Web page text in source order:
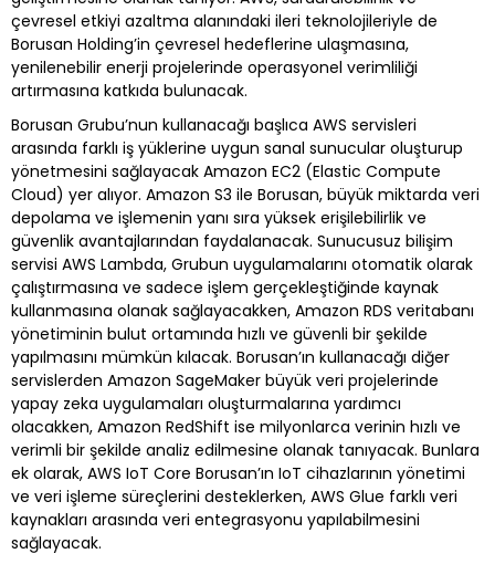
çevresel etkiyi azaltma alanındaki ileri teknolojileriyle de
Borusan Holding’in çevresel hedeflerine ulaşmasına,
yenilenebilir enerji projelerinde operasyonel verimliliği
artırmasına katkıda bulunacak.
Borusan Grubu’nun kullanacağı başlıca AWS servisleri
arasında farklı iş yüklerine uygun sanal sunucular oluşturup
yönetmesini sağlayacak Amazon EC2 (Elastic Compute
Cloud) yer alıyor. Amazon S3 ile Borusan, büyük miktarda veri
depolama ve işlemenin yanı sıra yüksek erişilebilirlik ve
güvenlik avantajlarından faydalanacak. Sunucusuz bilişim
servisi AWS Lambda, Grubun uygulamalarını otomatik olarak
çalıştırmasına ve sadece işlem gerçekleştiğinde kaynak
kullanmasına olanak sağlayacakken, Amazon RDS veritabanı
yönetiminin bulut ortamında hızlı ve güvenli bir şekilde
yapılmasını mümkün kılacak. Borusan’ın kullanacağı diğer
servislerden Amazon SageMaker büyük veri projelerinde
yapay zeka uygulamaları oluşturmalarına yardımcı
olacakken, Amazon RedShift ise milyonlarca verinin hızlı ve
verimli bir şekilde analiz edilmesine olanak tanıyacak. Bunlara
ek olarak, AWS IoT Core Borusan’ın IoT cihazlarının yönetimi
ve veri işleme süreçlerini desteklerken, AWS Glue farklı veri
kaynakları arasında veri entegrasyonu yapılabilmesini
sağlayacak.